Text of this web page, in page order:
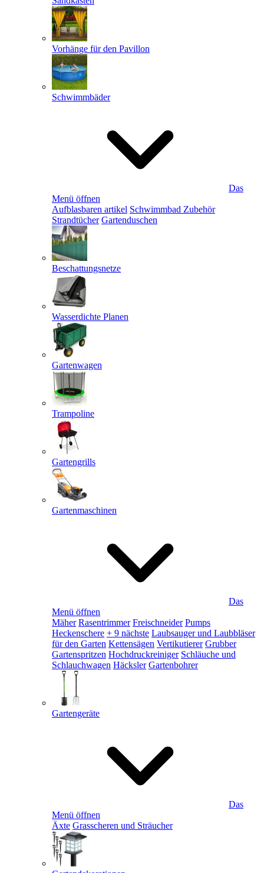
Vorhänge für den Pavillon
Schwimmbäder
Das
Menü öffnen
Aufblasbaren artikel Schwimmbad Zubehör
Strandtücher Gartenduschen
Beschattungsnetze
Wasserdichte Planen
Gartenwagen
Trampoline
Gartengrills
Gartenmaschinen
Das
Menü öffnen
Mäher Rasentrimmer Freischneider Pumps
Heckenschere + 9 nächste Laubsauger und Laubbläser
für den Garten Kettensägen Vertikutierer Grubber
Gartenspritzen Hochdruckreiniger Schläuche und
Schlauchwagen Häcksler Gartenbohrer
Gartengeräte
Das
Menü öffnen
Äxte Grasscheren und Sträucher